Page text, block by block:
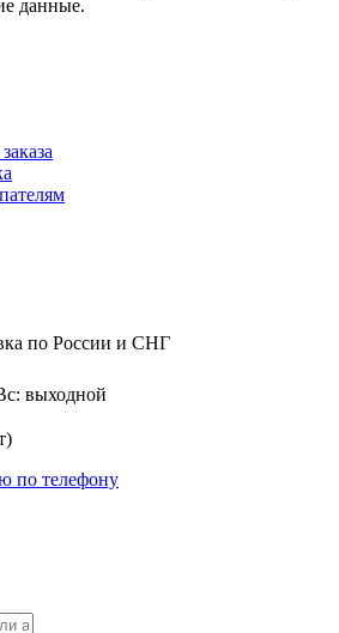
данные.
по России и СНГ
выходной
по телефону